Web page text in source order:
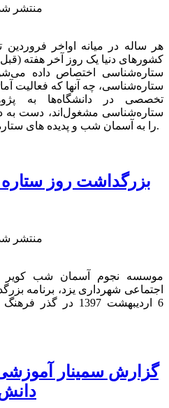
منتشر شده در 23
هر ساله در میانه اواخر فروردین‌
کشورهای دنیا یک روز آخر هفته (قبل
ستاره‌شناسی اختصاص داده
ستاره‌شناسی، چه آنها که فعالیت
تخصصی در دانشگاه‌ها به
ستاره‌شناسی مشغول‌اند، دست
را به آسمان شب و پدیده های ستاره‌شناسی دوروبرشان جلب کنند.
بزرگداشت روز ستاره شناسی
منتشر شده در 11
موسسه نجوم آسمان شب کویر
اجتماعی شهرداری یزد، برنامه
6 اردیبهشت 1397
گزارش سمینار